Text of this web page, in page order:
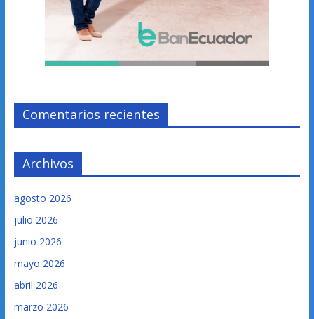
Comentarios recientes
Archivos
agosto 2026
julio 2026
junio 2026
mayo 2026
abril 2026
marzo 2026